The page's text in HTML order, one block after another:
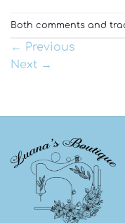
Both comments and
← Previous
Next →